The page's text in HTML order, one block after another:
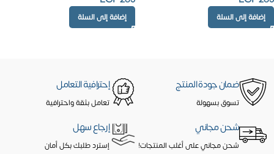
إضافة إلى السلة إضافة إلى السلة
ضمان جودة المنتج
تسوق بسهولة
إحترافية التعامل
تعامل بثقة واحترافية
شحن مجاني
شحن مجاني على أغلب المنتجات!
إرجاع سهل
إسترد طلبك بكل أمان